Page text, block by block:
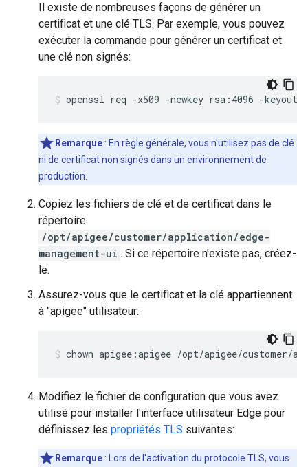
Il existe de nombreuses façons de générer un
certificat et une clé TLS. Par exemple, vous pouvez
exécuter la commande pour générer un certificat et
une clé non signés:
openssl req -x509 -newkey rsa:4096 -keyout
Remarque : En règle générale, vous n'utilisez pas de clé
ni de certificat non signés dans un environnement de
production.
Copiez les fichiers de clé et de certificat dans le
répertoire
/opt/apigee/customer/application/edge-
management-ui . Si ce répertoire n'existe pas, créez-
le.
Assurez-vous que le certificat et la clé appartiennent
à "apigee" utilisateur:
chown apigee:apigee /opt/apigee/customer/
Modifiez le fichier de configuration que vous avez
utilisé pour installer l'interface utilisateur Edge pour
définissez les propriétés TLS suivantes:
Remarque : Lors de l'activation du protocole TLS, vous